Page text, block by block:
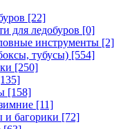
[22]
для ледобуров [0]
инструменты [2]
тубусы) [554]
[250]
[158]
[11]
и багорики [72]